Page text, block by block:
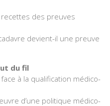
des preuves
devient-il une preuve
du fil
à la qualification médico-
d’une politique médico-